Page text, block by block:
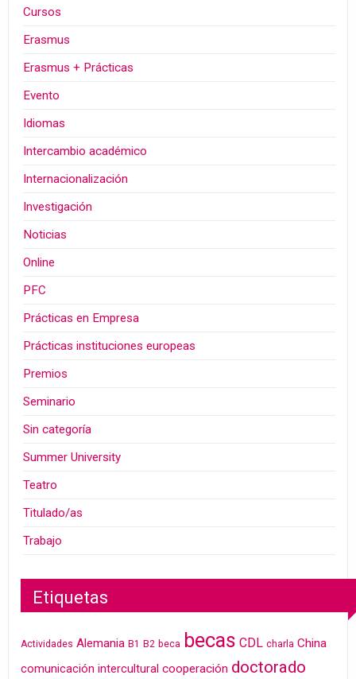
Cursos
Erasmus
Erasmus + Prácticas
Evento
Idiomas
Intercambio académico
Internacionalización
Investigación
Noticias
Online
PFC
Prácticas en Empresa
Prácticas instituciones europeas
Premios
Seminario
Sin categoría
Summer University
Teatro
Titulado/as
Trabajo
Etiquetas
Actividades Alemania B1 B2 beca becas CDL charla China
comunicación intercultural cooperación doctorado